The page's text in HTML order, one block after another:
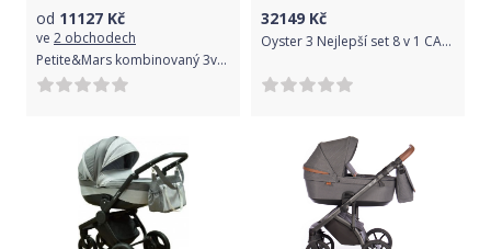
od 11127 Kč
ve 2 obchodech
Petite&Mars kombinovaný 3v1 Grand II Black Olive 2022
32149 Kč
Oyster 3 Nejlepší set 8 v 1 CAVIAR (MIRROR rám) kočár + hl.korba + autosedačka + adaptéry + fusak + taška + isofix báze + držák na nápoje